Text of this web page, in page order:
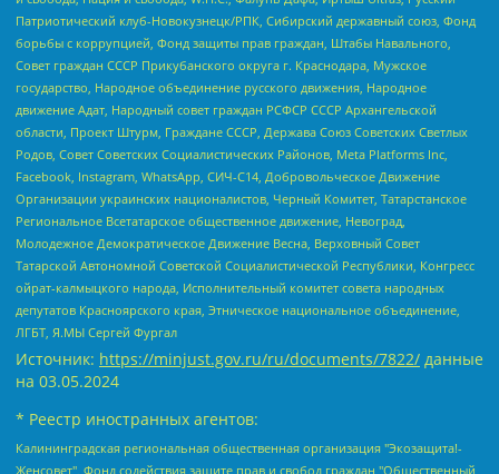
Патриотический клуб-Новокузнецк/РПК, Сибирский державный союз, Фонд
борьбы с коррупцией, Фонд защиты прав граждан, Штабы Навального,
Совет граждан СССР Прикубанского округа г. Краснодара, Мужское
государство, Народное объединение русского движения, Народное
движение Адат, Народный совет граждан РСФСР СССР Архангельской
области, Проект Штурм, Граждане СССР, Держава Союз Советских Светлых
Родов, Совет Советских Социалистических Районов, Meta Platforms Inc,
Facebook, Instagram, WhatsApp, СИЧ-С14, Добровольческое Движение
Организации украинских националистов, Черный Комитет, Татарстанское
Региональное Всетатарское общественное движение, Невоград,
Молодежное Демократическое Движение Весна, Верховный Совет
Татарской Автономной Советской Социалистической Республики, Конгресс
ойрат-калмыцкого народа, Исполнительный комитет совета народных
депутатов Красноярского края, Этническое национальное объединение,
ЛГБТ, Я.МЫ Сергей Фургал
Источник: https://minjust.gov.ru/ru/documents/7822/ данные
на 03.05.2024
* Реестр иностранных агентов:
Калининградская региональная общественная организация "Экозащита!-Женсовет", Фонд содействия защите прав и свобод граждан "Общественный вердикт", Фонд "Институт Развития Свободы Информации", Частное учреждение "Информационное агентство МЕМО. РУ", Региональная общественная организация "Общественная комиссия по сохранению наследия академика Сахарова", Фонд поддержки свободы прессы, Санкт-Петербургская общественная правозащитная организация "Гражданский контроль", Межрегиональная общественная организация "Информационно-просветительский центр "Мемориал", Региональный Фонд "Центр Защиты Прав Средств Массовой Информации", с 05.12.2023 Фонд "Центр Защиты Прав Средств массовой информации", Региональная общественная благотворительная организация помощи беженцам и мигрантам "Гражданское содействие", Негосударственное образовательное учреждение дополнительного профессионального образования (повышение квалификации) специалистов "АКАДЕМИЯ ПО ПРАВАМ ЧЕЛОВЕКА", Свердловская региональная общественная организация "Сутяжник", Автономная некоммерческая организация "Центр независимых социологических исследований", Союз общественных объединений "Российский исследовательский центр по правам человека", Региональное общественное учреждение научно-информационный центр "МЕМОРИАЛ", Некоммерческая организация "Фонд защиты гласности", Автономная некоммерческая организация "Институт прав человека", Городская общественная организация "Екатеринбургское общество "МЕМОРИАЛ", Городская общественная организация "Рязанское историко-просветительское и правозащитное общество "Мемориал" (Рязанский Мемориал), Челябинский региональный орган общественной самодеятельности – женское общественное объединение "Женщины Евразии", Челябинский региональный орган общественной самодеятельности "Уральская правозащитная группа", Фонд содействия защите здоровья и социальной справедливости имени Андрея Рылькова, Автономная Некоммерческая Организация "Аналитический Центр Юрия Левады", Автономная некоммерческая организация социальной поддержки населения "Проект Апрель", Региональная общественная организация помощи женщинам и детям, находящимся в кризисной ситуации "Информационно-методический центр "Анна", Фонд содействия развитию массовых коммуникаций и правовому просвещению "Так-так-Так", Фонд содействия устойчивому развитию "Серебряная тайга", Свердловский региональный общественный фонд социальных проектов "Новое время", "Idel.Реалии", Кавказ.Реалии, Крым.Реалии, Телеканал Настоящее Время, Татаро-башкирская служба Радио Свобода (Azatliq Radiosi), Радио Свободная Европа/Радио Свобода (PCE/PC), "Сибирь.Реалии", "Фактограф", Благотворительный фонд помощи осужденным и их семьям, Автономная некоммерческая организация "Институт глобализации и социальных движений", Фонд "В защиту прав заключенных", Частное учреждение "Центр поддержки и содействия развитию средств массовой информации", Пензенский региональный общественный благотворительный фонд "Гражданский союз", "Север.Реалии", Некоммерческая организация Фонд "Правовая инициатива", Общество с ограниченной ответственностью "Радио Свободная Европа/Радио Свобода", Чешское информационное агентство "MEDIUM-ORIENT", Красноярская региональная общественная организация "Мы против СПИДа", Камалягин Денис Николаевич, Маркелов Сергей Евгеньевич, Пономарев Лев Александрович, Савицкая Людмила Алексеевна, Автономная некоммерческая организация "Центр по работе с проблемой насилия "НАСИЛИЮ.НЕТ", Межрегиональный профессиональный союз работников здравоохранения "Альянс врачей", Юридическое лицо, зарегистрированное в Латвийской Республике, SIA "Medusa Project" (регистрационный номер 40103797863, дата регистрации 10.06.2014), Некоммерческая организация "Фонд по борьбе с коррупцией", Автономная некоммерческая организация "Институт права и публичной политики", Баданин Роман Сергеевич, Гликин Максим Александрович, Железнова Мария Михайловна, Лукьянова Юлия Сергеевна, Маетная Елизавета Витальевна, Маняхин Петр Борисович, Чуракова Ольга Владимировна, Ярош Юлия Петровна, Юридическое лицо "The Insider SIA", зарегистрированное в Риге, Латвийская Республика (дата регистрации 26.06.2015), являющееся администратором доменного имени интернет-издания "The Insider SIA", https://theins.ru, Постернак Алексей Евгеньевич, Рубин Михаил Аркадьевич, Анин Роман Александрович, Юридическое лицо Istories fonds, зарегистрированное в Латвийской Республике (регистрационный номер 50008295751, дата регистрации 24.02.2020), Великовский Дмитрий Александрович, Долинина Ирина Николаевна, Мароховская Алеся Алексеевна, Шлейнов Роман Юрьевич, Шмагун Олеся Валентиновна, Общество с ограниченной ответственностью "Альтаир 2021", Общество с ограниченной ответственностью "Вега 2021", Общество с ограниченной ответственностью "Главный редактор 2021", Общество с ограниченной ответственностью "Ромашки монолит", Важенков Артем Валерьевич, Ивановская областная общественная организация "Центр гендерных исследований", Гурман Юрий Альбертович, Медиапроект "ОВД-Инфо", Егоров Владимир Владимирович, Жилинский Владимир Александрович, Общество с ограниченной ответственностью "ЗП", Иванова София Юрьевна, Карезина Инна Павловна, Кильтау Екатерина Викторовна, Петров Алексей Викторович, Пискунов Сергей Евгеньевич, Смирнов Сергей Сергеевич, Тихонов Михаил Сергеевич, Общество с ограниченной ответственностью "ЖУРНАЛИСТ-ИНОСТРАННЫЙ АГЕНТ", Арапова Галина Юрьевна, Вольтская Татьяна Анатольевна, Американская компания "Mason G.E.S. Anonymous Foundation" (США), являющаяся владельцем интернет-издания https://mnews.world/, Компания "Stichting Bellingcat", зарегистрированная в Нидерландах (дата регистрации 11.07.2018), Захаров Андрей Вячеславович, Клепиковская Екатерина Дмитриевна, Общество с ограниченной ответственностью "МЕМО", Перл Роман Александрович, Симонов Евгений Алексеевич, Соловьева Елена Анатольевна, Сотников Даниил Владимирович, Сурначева Елизавета Дмитриевна, Автономная некоммерческая организация по защите прав человека и информированию населения "Якутия – Наше Мнение", Общество с ограниченной ответственностью "Москоу диджитал медиа", с 26.01.2023 Общество с ограниченной ответственностью "Чайка Белые сады", Ветошкина Валерия Валерьевна, Заговора Максим Александрович, Межрегиональное общественное движение "Российская ЛГБТ - сеть", Оленичев Максим Владимирович, Павлов Иван Юрьевич, Скворцова Елена Сергеевна, Общество с ограниченной ответственностью "Как бы инагент", Кочетков Игорь Викторович, Общество с ограниченной ответственностью "Честные выборы", Еланчик Олег Александрович, Общество с ограниченной ответственностью "Нобелевский призыв", Гималова Регина Эмилевна, Григорьев Андрей Валерьевич, Григорьева Алина Александровна, Ассоциация по содействию защите прав призывников, альтернативнослужащих и военнослужащих "Правозащитная группа "Гражданин.Армия.Право", Хисамова Регина Фаритовна, Автономная некоммерческая организация по реализации социально-правовых программ "Лилит", Дальневосточное общественное движение "Маяк", Санкт-Петербургская ЛГБТ-инициативная группа "Выход", Инициативная группа ЛГБТ+ "Реверс", Алексеев Андрей Викторович, Бекбулатова Таисия Львовна, Беляев Иван Михайлович, Владыкина Елена Сергеевна, Гельман Марат Александрович, Никульшина Вероника Юрьевна, Толоконникова Надежда Андреевна, Шендерович Виктор Анатольевич, Общество с ограниченной ответственностью "Данное сообщение", Общество с ограниченной ответственностью Издательский дом "Новая глава", Айнбиндер Александра Александровна, Московский комьюнити-центр для ЛГБТ+инициатив, Благотворительный фонд развития филантропии, Deutsche Welle (Германия, Kurt-Schumacher-Strasse 3, 53113 Bonn), Борзунова Мария Михайловна, Воробьев Виктор Викторович, Голубева Анна Львовна, Константинова Алла Михайловна, Малкова Ирина Владимировна, Мурадов Мурад Абдулгалимович, Осетинская Елизавета Николаевна, Понасенков Евгений Николаевич, Ганапольский Матвей Юрьевич, Киселев Евгений Алексеевич, Борухович Ирина Григорьевна, Дремин Иван Тимофеевич, Дубровский Дмитрий Викторович, Красноярская региональная общественная организация поддержки и развития альтернативных образовательных технологий и межкультурных коммуникаций "ИНТЕРРА", Маяковская Екатерина Алексеевна, Фейгин Марк Захарович, Филимонов Андрей Викторович, Дзугкоева Регина Николаевна, Доброхотов Роман Александрович, Дудь Юрий Александрович, Елкин Сергей Владимирович, Кругликов Кирилл Игоревич, Сабунаева Мария Леонидовна, Семенов Алексей Владимирович, Шаинян Карен Багратович, Шульман Екатерина Михайловна, Асафьев Артур Валерьевич, Вахштайн Виктор Семенович, Венедиктов Алексей Алексеевич, Лушникова Екатерина Евгеньевна, Волков Леонид Михайлович, Невзоров Александр Глебович, Пархоменко Сергей Борисович, Сироткин Ярослав Николаевич, Кара-Мурза Владимир Владимирович, Баранова Наталья Владимировна, Гозман Леонид Яковлевич, Кагарлицкий Борис Юльевич, Климарев Михаил Валерьевич, Милов Владимир Станиславович, Автономная некоммерческая организация Краснодарский центр современного искусства "Типография", Моргенштерн Алишер Тагирович, Соболь Любовь Эдуардовна, Общество с ограниченной ответственностью "ЛИЗА НОРМ", Каспаров Гарри Кимович, Ходорковский Михаил Борисович, Общество с ограниченной ответственностью "Апрельские тезисы", Данилович Ирина Брониславовна, Кашин Олег Владимирович, Петров Николай Владимирович, Пивоваров Алексей Владимирович, Соколов Михаил Владимирович, Цветкова Юлия Владимировна, Чичваркин Евгений Александрович, Комитет против пыток/Команда против пыток, Общество с ограниченной ответственностью "Первый научный", Общество с ограниченной ответственностью "Вертолет и ко", Белоцерковская Вероника Борисовна, Кац Максим Евгеньевич, Лазарева Татьяна Юрьевна, Шаведдинов Руслан Табризович, Яшин Илья Валерьевич, Общество с ограниченной ответственностью "Иноагент ААВ", Алешковский Дмитрий Петрович, Альбац Евгения Марковна, Быков Дмитрий Львович, Галямина Юлия Евгеньевна, Лойко Сергей Леонидович, Мартынов Кирилл Константинович, Медведев Сергей Александрович, Крашенинников Федор Геннадиевич, Гордеева Катерина Вл